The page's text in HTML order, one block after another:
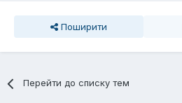
Поширити
Перейти до списку тем